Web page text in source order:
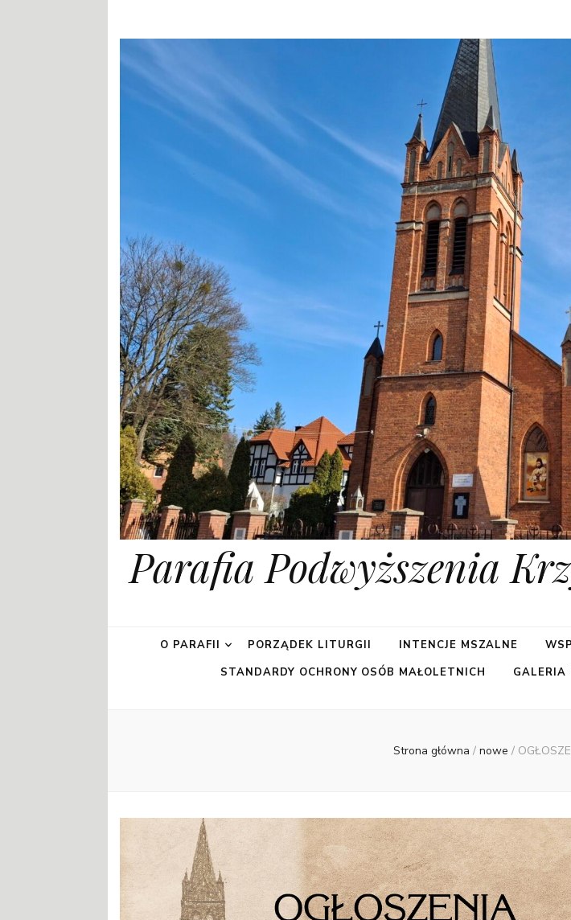
Parafia Podwyższenia
O PARAFII PORZĄDEK LITURGII INTENCJE MSZALNE
STANDARDY OCHRONY OSÓB MAŁOLETNICH
GALERIA
Strona główna / nowe /